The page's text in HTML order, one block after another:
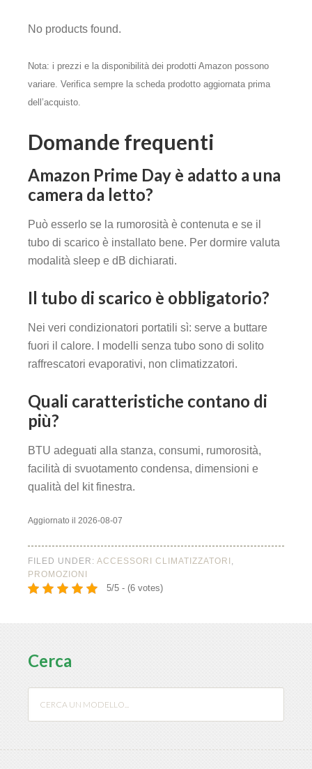
No products found.
Nota: i prezzi e la disponibilità dei prodotti Amazon possono
variare. Verifica sempre la scheda prodotto aggiornata prima
dell’acquisto.
Domande frequenti
Amazon Prime Day è adatto a una
camera da letto?
Può esserlo se la rumorosità è contenuta e se il
tubo di scarico è installato bene. Per dormire valuta
modalità sleep e dB dichiarati.
Il tubo di scarico è obbligatorio?
Nei veri condizionatori portatili sì: serve a buttare
fuori il calore. I modelli senza tubo sono di solito
raffrescatori evaporativi, non climatizzatori.
Quali caratteristiche contano di
più?
BTU adeguati alla stanza, consumi, rumorosità,
facilità di svuotamento condensa, dimensioni e
qualità del kit finestra.
Aggiornato il 2026-08-07
FILED UNDER: ACCESSORI CLIMATIZZATORI ,
PROMOZIONI
5/5 - (6 votes)
Cerca